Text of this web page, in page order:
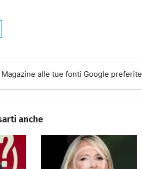
alle tue fonti Google preferite
anche